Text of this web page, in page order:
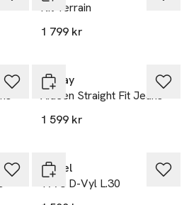
Kit Terrain
1 799 kr
Replay
Aideen Straight Fit Jeans
1 599 kr
Diesel
1993 D-Vyl L.30